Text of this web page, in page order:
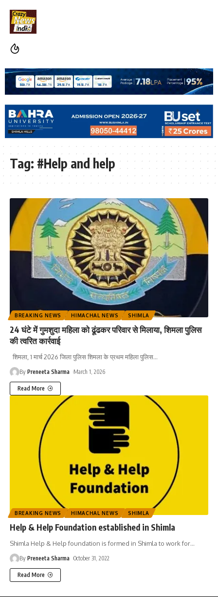
Tag: #Help and help
BREAKING NEWS HIMACHAL NEWS SHIMLA
24 घंटे में गुमशुदा महिला को ढूंढकर परिवार से मिलाया, शिमला पुलिस
की त्वरित कार्रवाई
शिमला, 1 मार्च 2026 जिला पुलिस शिमला के प्रथम महिला पुलिस…
By Preneeta Sharma March 1, 2026
Read More
BREAKING NEWS HIMACHAL NEWS SHIMLA
Help & Help Foundation established in Shimla
Shimla Help & Help foundation is formed in Shimla to work for…
By Preneeta Sharma October 31, 2022
Read More